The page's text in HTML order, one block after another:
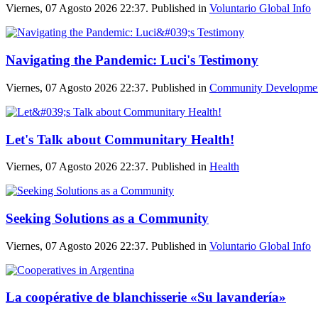
Viernes, 07 Agosto 2026 22:37. Published in Voluntario Global Info
Navigating the Pandemic: Luci's Testimony
Viernes, 07 Agosto 2026 22:37. Published in Community
Let's Talk about Communitary Health!
Viernes, 07 Agosto 2026 22:37. Published in Health
Seeking Solutions as a Community
Viernes, 07 Agosto 2026 22:37. Published in Voluntario Global Info
La coopérative de blanchisserie «Su lavandería»